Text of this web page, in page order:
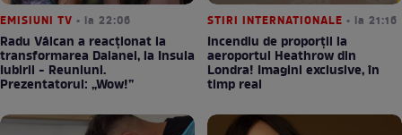
EMISIUNI TV • la 22:06
Radu Vâlcan a reacționat la
transformarea Daianei, la Insula
Iubirii - Reuniuni.
Prezentatorul: „Wow!”
STIRI INTERNATIONALE • la 21:16
Incendiu de proporții la
aeroportul Heathrow din
Londra! Imagini exclusive, în
timp real